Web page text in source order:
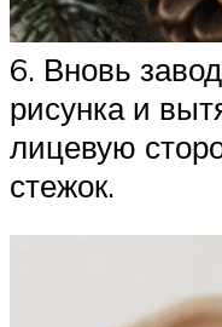
6. Вновь
рисунка и
лицевую
стежок.